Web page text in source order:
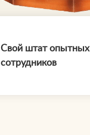
Свой штат опытных
сотрудников